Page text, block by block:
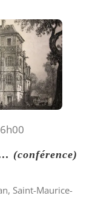
(conférence)
Saint-Maurice-